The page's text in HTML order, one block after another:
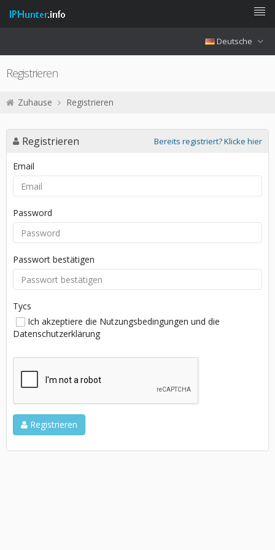
Deutsche
Registrieren
Zuhause Registrieren
Registrieren Bereits registriert? Klicke hier
Email
Password
Passwort bestätigen
Tycs
Ich akzeptiere die Nutzungsbedingungen und die
Datenschutzerklärung
Registrieren